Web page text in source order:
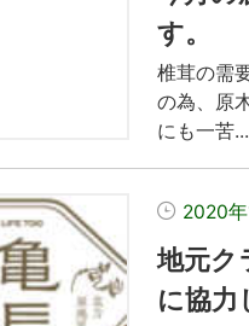
す。
椎茸の需
の為、原
にも一苦...
2020
地元ク
に協力